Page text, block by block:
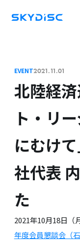
EVENT2021.11.01
北陸経
ト・リ
にむけ
社代表
た
2021年10月18日（
年度会員懇談会（